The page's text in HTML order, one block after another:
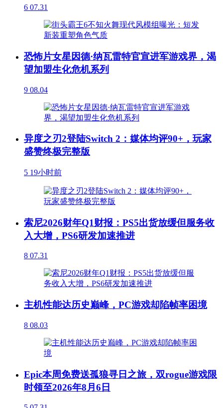
6 07.31
恐怖片女星因德·纳瓦雷特官宣进军游戏界，渴
望加盟生化危机系列
9 08.04
异度之刃2登陆Switch 2：媒体均评90+，玩家
盛赞终极完整版
5 19小时前
索尼2026财年Q1财报：PS5出货放缓但服务收
入大增，PS6研发加速推进
8 07.31
主机性能达历史巅峰，PC游戏却陷帧率困境
8 08.03
Epic本周免费送孤狼寻日之旅，双rogue游戏限
时领至2026年8月6日